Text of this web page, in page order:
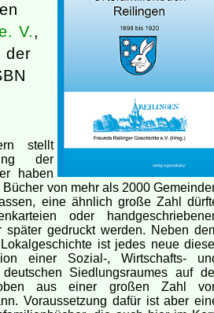
V.,
der
stellt
der
haben
von mehr als 2000
eine ähnlich große Zahl
oder
gedruckt werden. Neben
ist jedes neue
einer Sozial-, Wirtschafts-
Siedlungsraumes auf
aus einer großen Zahl
Voraussetzung dafür ist aber